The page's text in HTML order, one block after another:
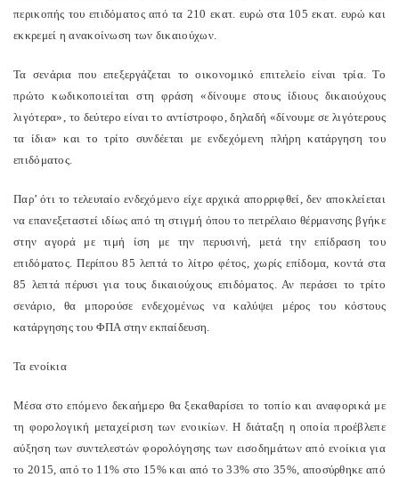
περικοπής του επιδόματος από τα 210 εκατ. ευρώ στα 105 εκατ. ευρώ και
εκκρεμεί η ανακοίνωση των δικαιούχων.
Τα σενάρια που επεξεργάζεται το οικονομικό επιτελείο είναι τρία. Το
πρώτο κωδικοποιείται στη φράση «δίνουμε στους ίδιους δικαιούχους
λιγότερα», το δεύτερο είναι το αντίστροφο, δηλαδή «δίνουμε σε λιγότερους
τα ίδια» και το τρίτο συνδέεται με ενδεχόμενη πλήρη κατάργηση του
επιδόματος.
Παρ’ ότι το τελευταίο ενδεχόμενο είχε αρχικά απορριφθεί, δεν αποκλείεται
να επανεξεταστεί ιδίως από τη στιγμή όπου το πετρέλαιο θέρμανσης βγήκε
στην αγορά με τιμή ίση με την περυσινή, μετά την επίδραση του
επιδόματος. Περίπου 85 λεπτά το λίτρο φέτος, χωρίς επίδομα, κοντά στα
85 λεπτά πέρυσι για τους δικαιούχους επιδόματος. Αν περάσει το τρίτο
σενάριο, θα μπορούσε ενδεχομένως να καλύψει μέρος του κόστους
κατάργησης του ΦΠΑ στην εκπαίδευση.
Τα ενοίκια
Mέσα στο επόμενο δεκαήμερο θα ξεκαθαρίσει το τοπίο και αναφορικά με
τη φορολογική μεταχείριση των ενοικίων. Η διάταξη η οποία προέβλεπε
αύξηση των συντελεστών φορολόγησης των εισοδημάτων από ενοίκια για
το 2015, από το 11% στο 15% και από το 33% στο 35%, αποσύρθηκε από